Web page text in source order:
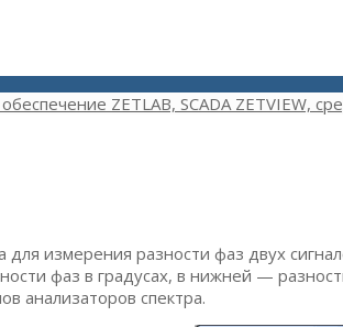
ZETLAB, SCADA ZETVIEW,
для измерения разности фаз двух
фаз в градусах, в нижней —
анализаторов спектра.